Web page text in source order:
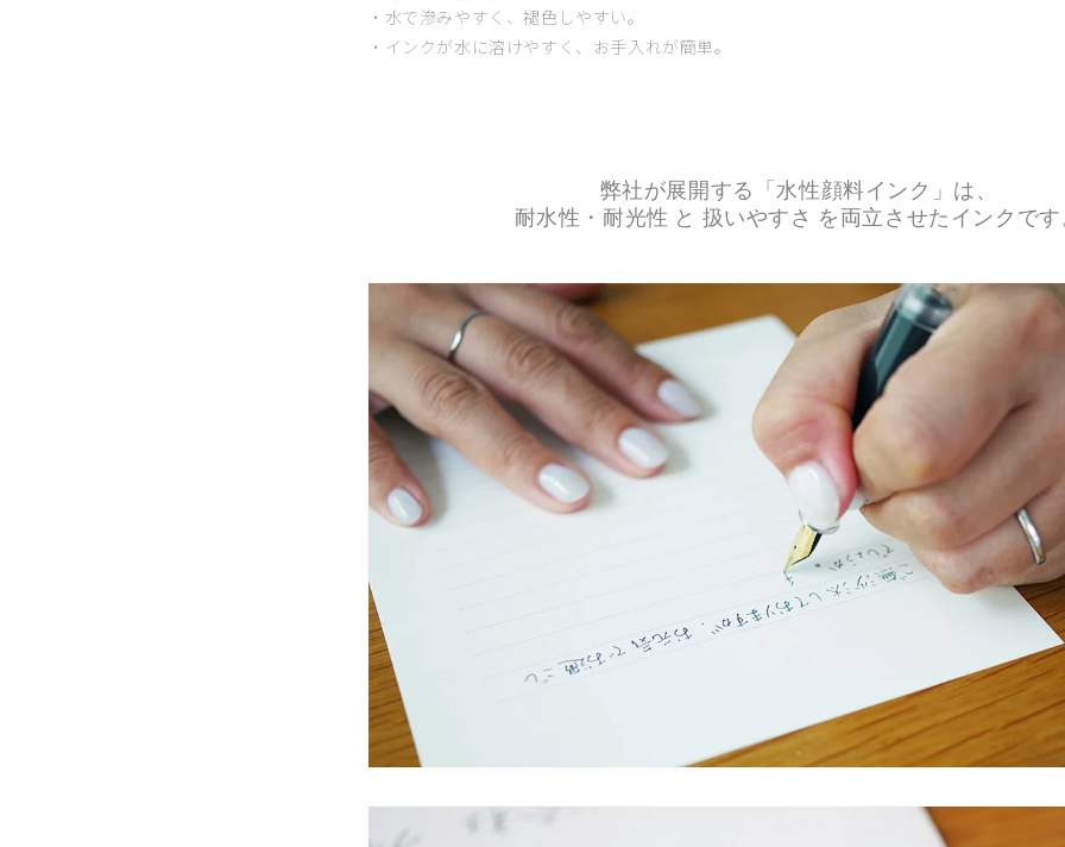
・水で滲みやすく、褪色しやすい。
・ インクが水に溶けやすく、お手入れが簡単。
弊社が展開する「水性顔料インク」は、
耐水性・耐光性 と 扱いやすさ を両立させたインクで